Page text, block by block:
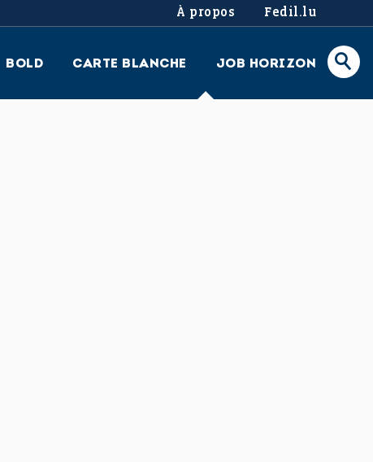
À propos Fedil.lu
BOLD CARTE BLANCHE JOB HORIZON